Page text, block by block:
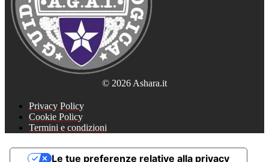
© 2026 Ashara.it
Privacy Policy
Cookie Policy
Termini e condizioni
Le tue preferenze relative alla privacy